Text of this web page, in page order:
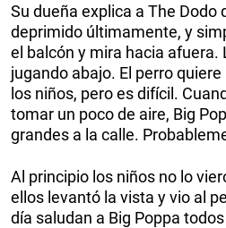
Su dueña explica a The Dodo
deprimido últimamente, y
el balcón y mira hacia afuera.
jugando abajo. El perro
los niños, pero es difícil.
tomar un poco de aire, Big
grandes a la calle.
Al principio los niños no lo
ellos levantó la vista y vio al
día saludan a Big Poppa